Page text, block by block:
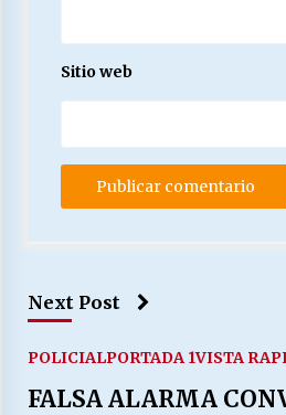
Sitio web
Next Post
POLICIALPORTADA 1VISTA
FALSA ALARMA